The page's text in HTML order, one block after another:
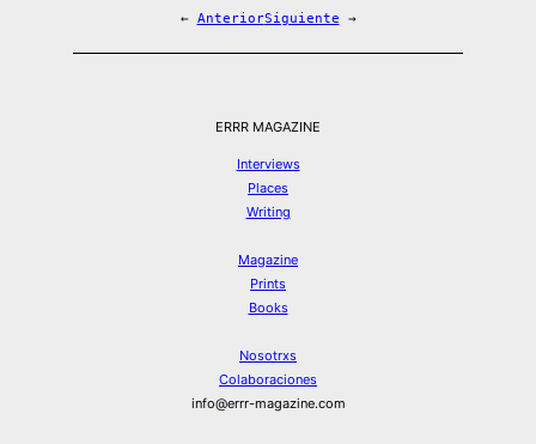
← AnteriorSiguiente →
ERRR MAGAZINE
Interviews
Places
Writing
Magazine
Prints
Books
Nosotrxs
Colaboraciones
info@errr-magazine.com